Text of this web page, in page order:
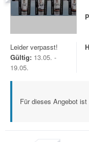
Leider verpasst!
Gültig: 13.05. -
19.05.
Für dieses Angebot